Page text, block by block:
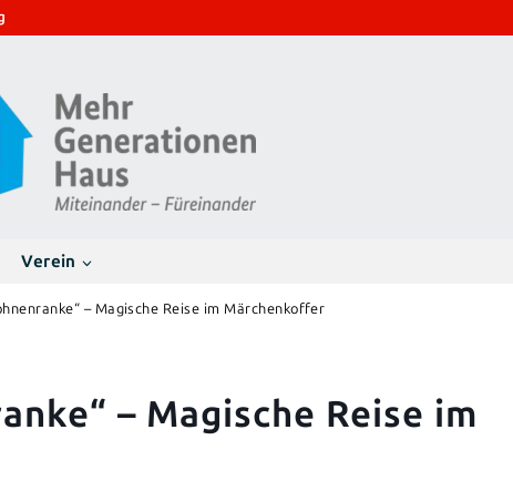
Verein
– Magische Reise im Märchenkoffer
– Magische Reise im